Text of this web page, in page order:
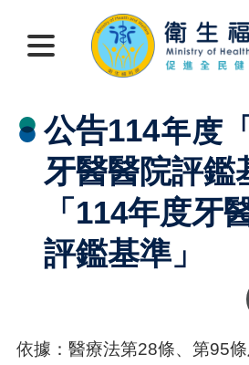
公告114年度
牙醫醫院評鑑
「114年度牙
評鑑基準」
依據：醫療法第28條、第95